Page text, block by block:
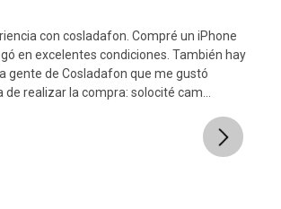
con cosladafon. Compré un iPhone
en excelentes condiciones. También hay
gente de Cosladafon que me gustó
realizar la compra: solocité cam...
Next